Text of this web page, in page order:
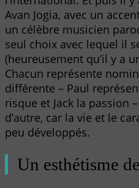
Avan Jogia, avec un
un célèbre musicien
seul choix avec lequel il
(heureusement qu’il y a
Chacun représente
différente – Paul
risque et Jack la passion
d’autre, car la vie et le
peu développés.
Un esthétisme